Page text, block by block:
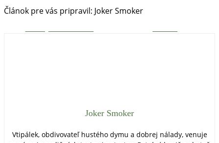
Článok pre vás pripravil: Joker Smoker
Joker Smoker
Vtipálek, obdivovateľ hustého dymu a dobrej nálady, venuje